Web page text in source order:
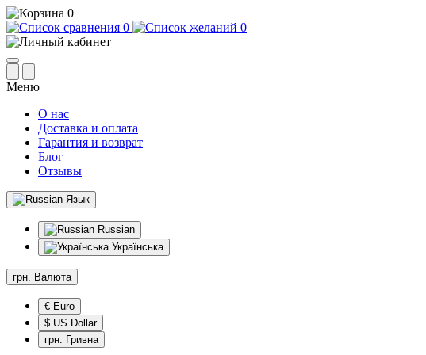
0
0
0
Меню
О нас
Доставка и оплата
Гарантия и возврат
Блог
Отзывы
Язык
Russian
Українська
грн. Валюта
€ Euro
$ US Dollar
грн. Гривна